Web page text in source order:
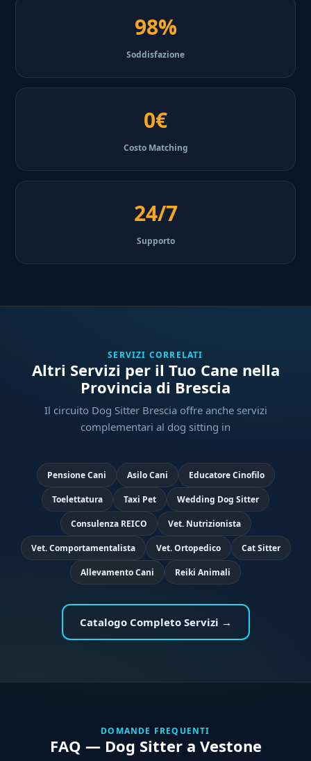
98%
Soddisfazione
0€
Costo Matching
24/7
Supporto
SERVIZI CORRELATI
Altri Servizi per il Tuo Cane nella
Provincia di Brescia
Il circuito Dog Sitter Brescia offre anche servizi
complementari al dog sitting in
Pensione Cani Asilo Cani Educatore Cinofilo
Toelettatura Taxi Pet Wedding Dog Sitter
Consulenza REICO Vet. Nutrizionista
Vet. Comportamentalista Vet. Ortopedico Cat Sitter
Allevamento Cani Reiki Animali
Catalogo Completo Servizi →
DOMANDE FREQUENTI
FAQ — Dog Sitter a Vestone